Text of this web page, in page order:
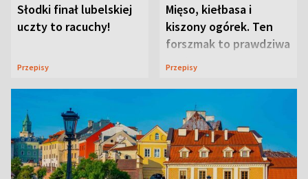
Słodki finał lubelskiej
uczty to racuchy!
Przepisy
Mięso, kiełbasa i
kiszony ogórek. Ten
forszmak to prawdziwa
uczta
Przepisy